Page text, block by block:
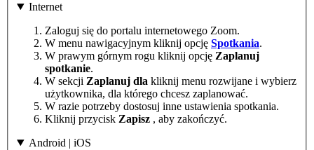
Internet
Zaloguj się do portalu internetowego Zoom.
W menu nawigacyjnym kliknij opcję Spotkania.
W prawym górnym rogu kliknij opcję Zaplanuj
spotkanie.
W sekcji Zaplanuj dla kliknij menu rozwijane i wybierz
użytkownika, dla którego chcesz zaplanować.
W razie potrzeby dostosuj inne ustawienia spotkania.
Kliknij przycisk Zapisz , aby zakończyć.
Android | iOS